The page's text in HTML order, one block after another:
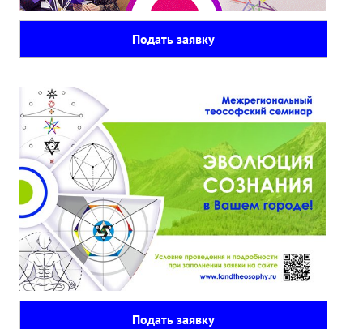
Подать заявку
Подать заявку